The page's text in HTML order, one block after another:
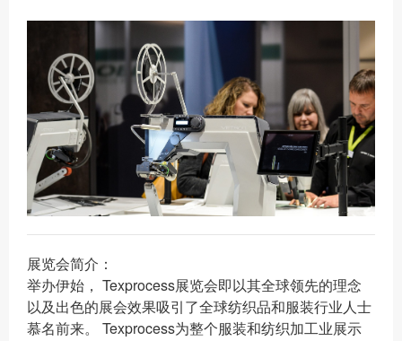
展览会简介：
举办伊始， Texprocess展览会即以其全球领先的理念
以及出色的展会效果吸引了全球纺织品和服装行业人士
慕名前来。 Texprocess为整个服装和纺织加工业展示